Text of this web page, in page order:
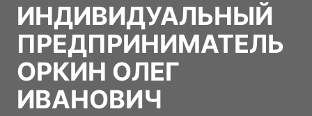
ИНДИВИДУАЛЬНЫЙ
ПРЕДПРИНИМАТЕЛЬ
ОРКИН ОЛЕГ
ИВАНОВИЧ